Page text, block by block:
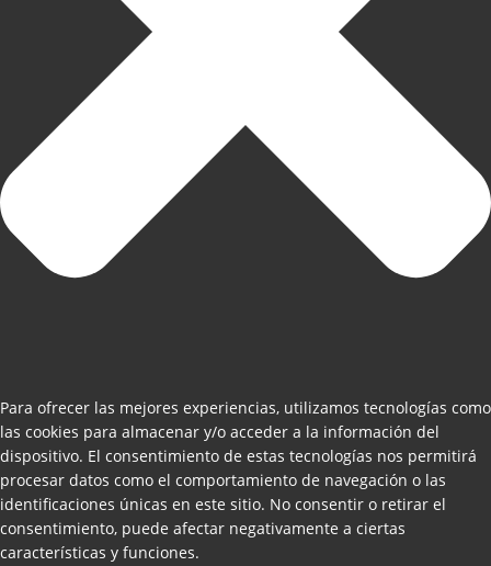
Para ofrecer las mejores experiencias, utilizamos tecnologías como
las cookies para almacenar y/o acceder a la información del
dispositivo. El consentimiento de estas tecnologías nos permitirá
procesar datos como el comportamiento de navegación o las
identificaciones únicas en este sitio. No consentir o retirar el
consentimiento, puede afectar negativamente a ciertas
características y funciones.